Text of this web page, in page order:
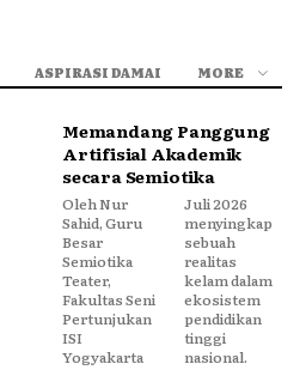
ASPIRASI DAMAI MORE
Memandang Panggung
Artifisial Akademik
secara Semiotika
Oleh Nur
Sahid, Guru
Besar
Semiotika
Teater,
Fakultas Seni
Pertunjukan
ISI
Yogyakarta
Juli 2026
menyingkap
sebuah
realitas
kelam dalam
ekosistem
pendidikan
tinggi
nasional.